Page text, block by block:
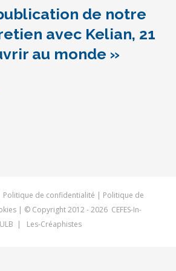
de notre
avec Kelian, 21
au monde »
Politique de confidentialité | Politique de
| © Copyright 2012 -2026 CEFES-In-
ULB | Les-Créaphistes